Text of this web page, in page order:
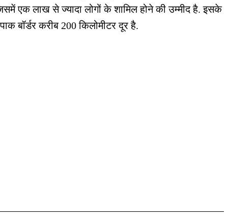
एक लाख से ज्यादा लोगों के शामिल होने की उम्मीद है. इसके
बॉर्डर करीब 200 किलोमीटर दूर है.